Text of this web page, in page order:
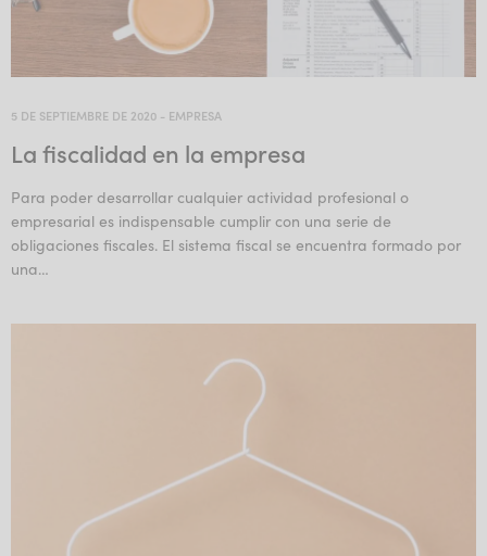
5 DE SEPTIEMBRE DE 2020 - EMPRESA
La fiscalidad en la empresa
Para poder desarrollar cualquier actividad profesional o
empresarial es indispensable cumplir con una serie de
obligaciones fiscales. El sistema fiscal se encuentra formado por
una…